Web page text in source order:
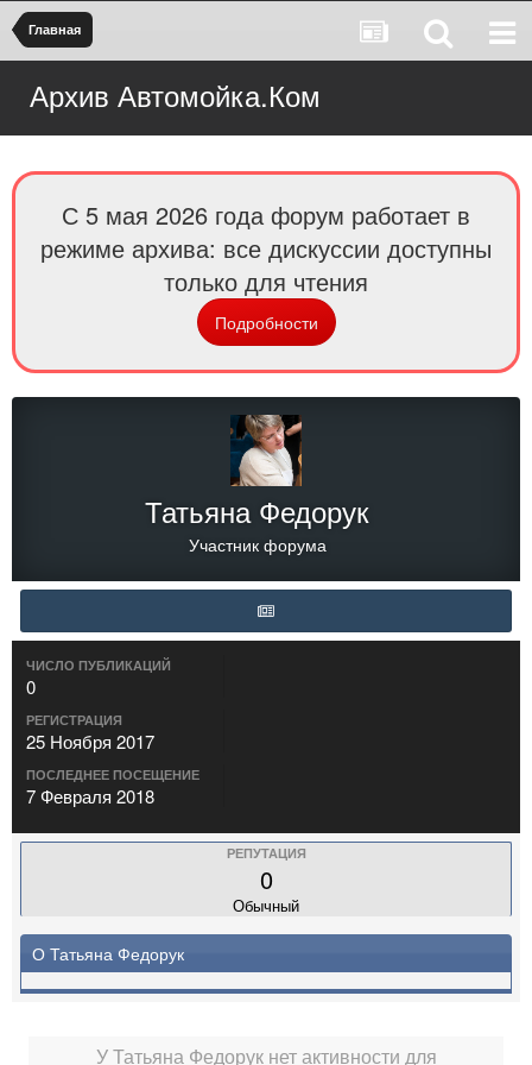
Главная
Архив Автомойка.Ком
С 5 мая 2026 года форум работает в
режиме архива: все дискуссии доступны
только для чтения
Подробности
Татьяна Федорук
Участник форума
ЧИСЛО ПУБЛИКАЦИЙ
0
РЕГИСТРАЦИЯ
25 Ноября 2017
ПОСЛЕДНЕЕ ПОСЕЩЕНИЕ
7 Февраля 2018
РЕПУТАЦИЯ
0
Обычный
О Татьяна Федорук
У Татьяна Федорук нет активности для